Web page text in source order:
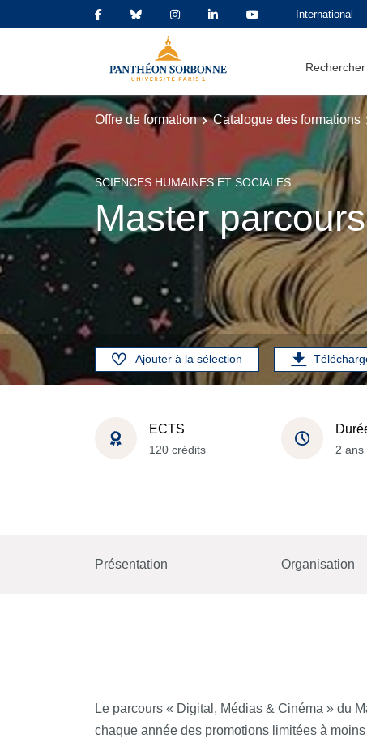
International
Offre de formation Catalogue des formations
SCIENCES HUMAINES ET SOCIALES
Master
Ajouter à la sélection
ECTS
120 crédits 2 ans
Présentation Organisation
Le parcours « Digital, Médias & Cinéma » du
chaque année des promotions limitées à